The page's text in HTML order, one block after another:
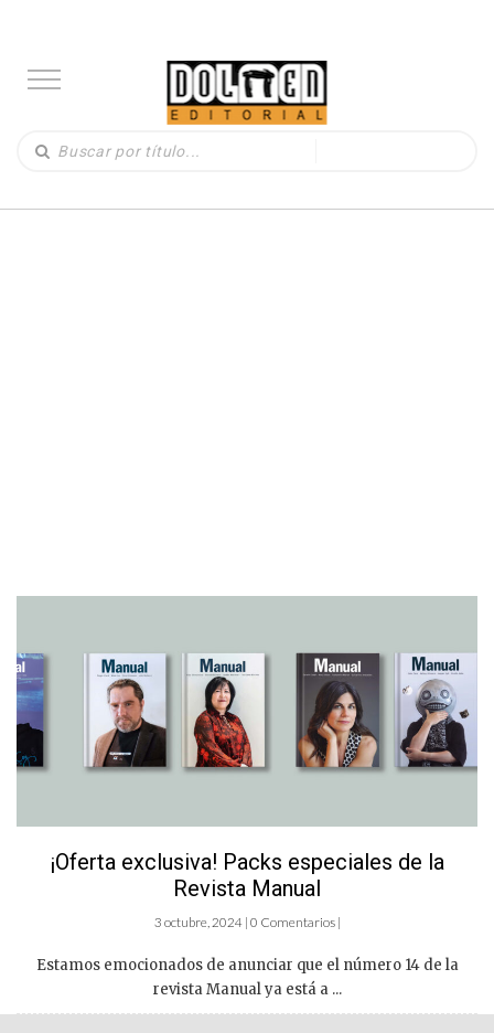
¡Oferta exclusiva! Packs especiales de la
Revista Manual
3 octubre, 2024 | 0 Comentarios |
Estamos emocionados de anunciar que el número 14 de la
revista Manual ya está a ...